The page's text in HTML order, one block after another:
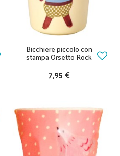
Bicchiere piccolo con
stampa Orsetto Rock
7,95 €